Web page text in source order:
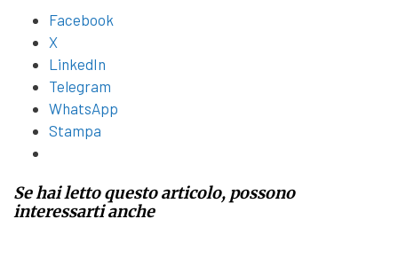
Facebook
X
LinkedIn
Telegram
WhatsApp
Stampa
Se hai letto questo articolo, possono
interessarti anche